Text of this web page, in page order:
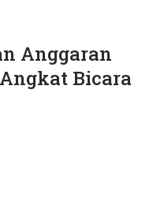
Anggaran
Bicara